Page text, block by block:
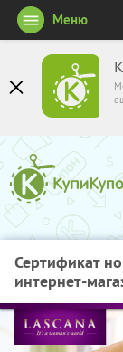
Меню
Сертификат
интернет-